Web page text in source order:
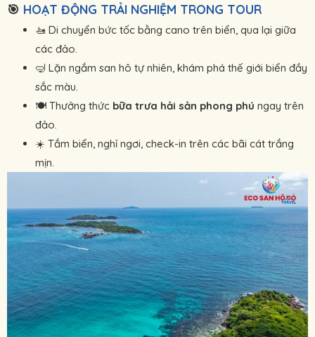
🎯 HOẠT ĐỘNG TRẢI NGHIỆM TRONG TOUR
🚤 Di chuyển bức tốc bằng cano trên biển, qua lại giữa
các đảo.
🤿 Lặn ngắm san hô tự nhiên, khám phá thế giới biển đầy
sắc màu.
🍽 Thưởng thức bữa trưa hải sản phong phú ngay trên
đảo.
☀️ Tắm biển, nghỉ ngơi, check-in trên các bãi cát trắng
mịn.